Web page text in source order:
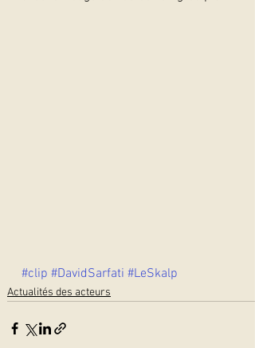
#clip #DavidSarfati #LeSkalp
Actualités des acteurs